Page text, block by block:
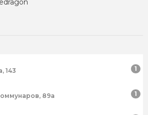
143 1
89а 1